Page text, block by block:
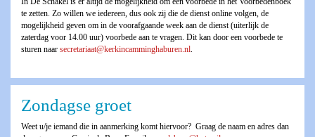
te zetten. Zo willen we iedereen, dus ook zij die de dienst online volgen, de
mogelijkheid geven om in de voorafgaande week aan de dienst (uiterlijk de
zaterdag voor 14.00 uur) voorbede aan te vragen. Dit kan door een voorbede te
sturen naar secretariaat@kerkincamminghaburen.nl.
Zondagse groet
Weet u/je iemand die in aanmerking komt hiervoor? Graag de naam en adres dan